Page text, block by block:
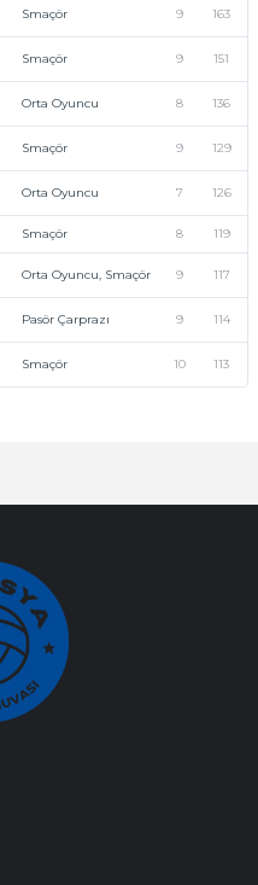
Smaçör 9 163
Smaçör 9 151
Orta Oyuncu 8 136
Smaçör 9 129
Orta Oyuncu 7 126
Smaçör 8 119
Orta Oyuncu, Smaçör 9 117
Pasör Çarprazı 9 114
Smaçör 10 113